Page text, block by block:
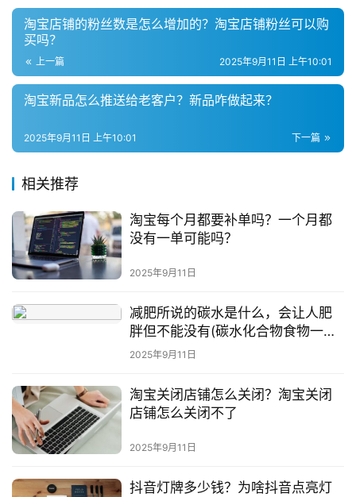
私
域
社
群
问
社
淘宝店铺的粉丝数是怎么增加的？淘宝店铺粉丝可以购
买吗？
上一篇 2025年9月11日 上午10:01
淘宝新品怎么推送给老客户？新品咋做起来？
下一篇
2025年9月11日 上午10:01
相关推荐
淘宝每个月都要补单吗？一个月都
没有一单可能吗？
2025年9月11日
减肥所说的碳水是什么，会让人肥
胖但不能没有(碳水化合物食物一览
表)
2025年9月11日
淘宝关闭店铺怎么关闭？淘宝关闭
店铺怎么关闭不了
2025年9月11日
抖音灯牌多少钱？为啥抖音点亮灯